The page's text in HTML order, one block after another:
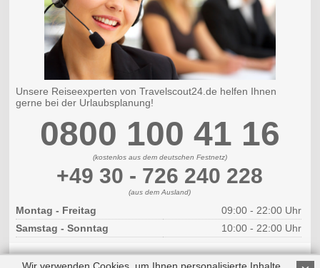
Unsere Reiseexperten von Travelscout24.de helfen Ihnen
gerne bei der Urlaubsplanung!
0800 100 41 16
(kostenlos aus dem deutschen Festnetz)
+49 30 - 726 240 228
(aus dem Ausland)
Montag - Freitag
09:00 - 22:00 Uhr
Samstag - Sonntag
10:00 - 22:00 Uhr